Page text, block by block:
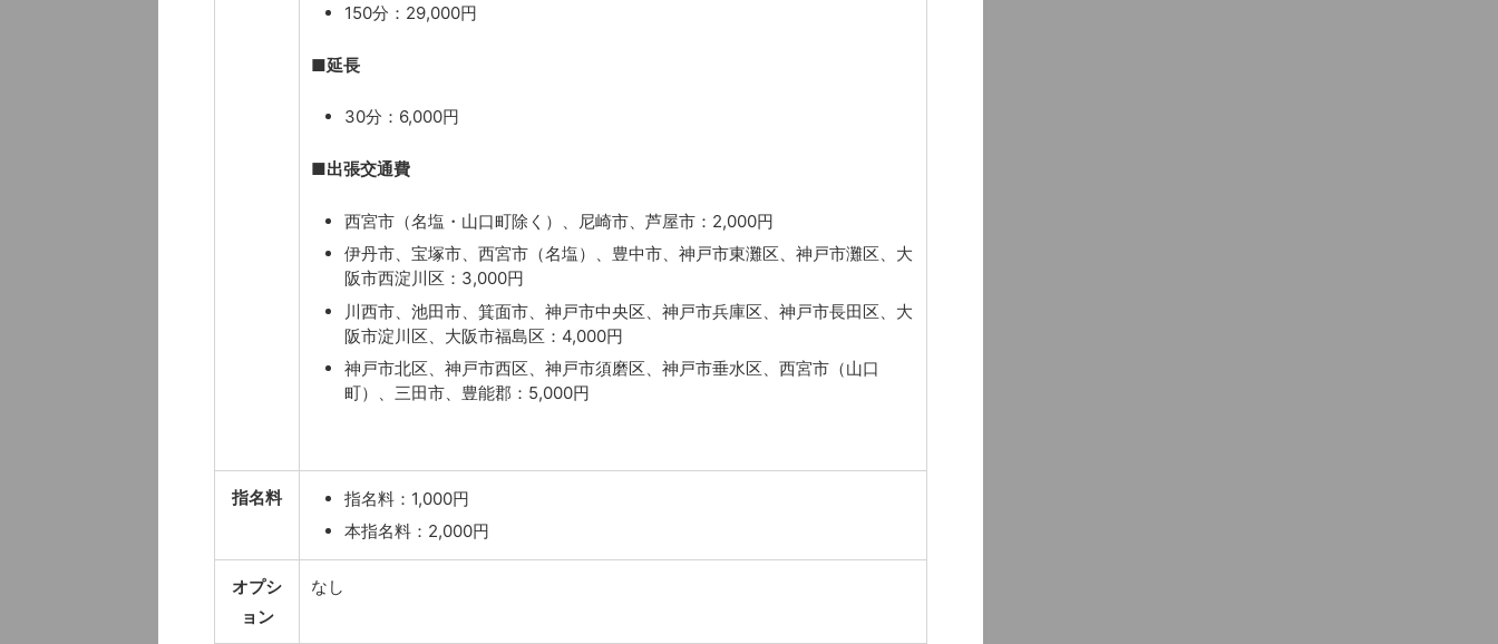
150分：29,000円
■延長
30分：6,000円
■出張交通費
西宮市（名塩・山口町除く）、尼崎市、芦屋市：2,000円
伊丹市、宝塚市、西宮市（名塩）、豊中市、神戸市東灘区、神戸市灘区、大
阪市西淀川区：3,000円
川西市、池田市、箕面市、神戸市中央区、神戸市兵庫区、神戸市長田区、大
阪市淀川区、大阪市福島区：4,000円
神戸市北区、神戸市西区、神戸市須磨区、神戸市垂水区、西宮市（山口
町）、三田市、豊能郡：5,000円
指名料
指名料：1,000円
本指名料：2,000円
オプシ
ョン
なし